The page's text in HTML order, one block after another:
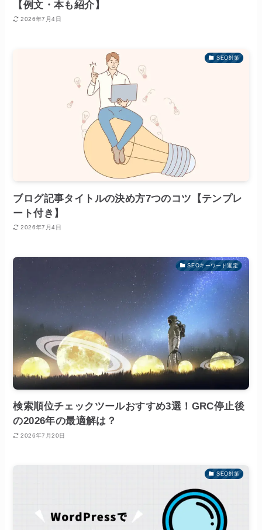
【例文・本も紹介】
2026年7月4日
SEO対策
ブログ記事タイトルの決め方7つのコツ【テンプレ
ート付き】
2026年7月4日
SEOキーワード選定
検索順位チェックツールおすすめ3選！GRC停止後
の2026年の最適解は？
2026年7月20日
SEO対策